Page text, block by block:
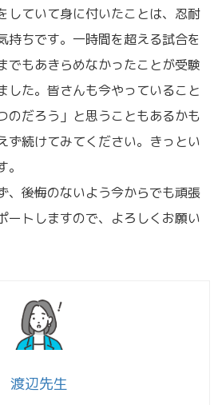
していて身に付いたことは、忍耐
持ちです。一時間を超える試合を
でもあきらめなかったことが受験
した。皆さんも今やっていること
のだろう」と思うこともあるかも
ず続けてみてください。きっとい
、後悔のないよう今からでも頑張
ートしますので、よろしくお願い
渡辺先生